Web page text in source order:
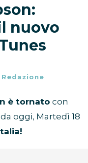
nuovo
è tornato con
oggi, Martedì 18